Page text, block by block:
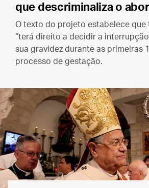
que descriminaliza o
O texto do projeto estabelece que
“terá direito a decidir a
sua gravidez durante as primeiras
processo de gestação.